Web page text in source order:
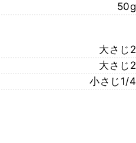
50g
大さじ2
大さじ2
小さじ1/4